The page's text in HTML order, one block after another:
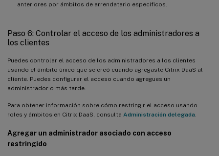
anteriores por ámbitos de arrendatario específicos.
Paso 6: Controlar el acceso de los administradores a
los clientes
Puedes controlar el acceso de los administradores a los clientes
usando el ámbito único que se creó cuando agregaste Citrix DaaS al
cliente. Puedes configurar el acceso cuando agregues un
administrador o más tarde.
Para obtener información sobre cómo restringir el acceso usando
roles y ámbitos en Citrix DaaS, consulta Administración delegada.
Agregar un administrador asociado con acceso
restringido